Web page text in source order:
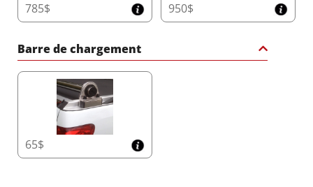
785$ 950$
Barre de chargement
65$